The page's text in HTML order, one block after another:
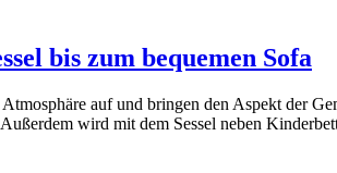
bis zum bequemen Sofa
auf und bringen den Aspekt der
wird mit dem Sessel neben